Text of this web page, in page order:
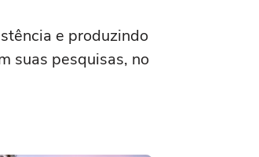
e produzindo
suas pesquisas, no